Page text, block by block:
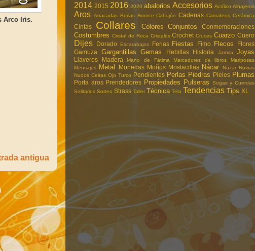
Arco Iris.
antigua
2014 2015 2016 2020 abalorios Accesorios Acrílico Alhajeros
Aros Arracadas Borlas Bronce Cabujón Cadenas Camafeos Cerámica
Cintas Collares Colores Conjuntos Conmemoraciones
Costumbres Cristal de Roca Cristales Crochet Cruces Cuarzo Cuero
Dijes Dorado Escarabajos Ferias Fiestas Fimo Flecos
Flores
Gamuza
Gargantillas Gemas Hebillas Historia Jamsa Joyas
Llaveros Madera Mano de Fátima Marcadores de libros
Mariposas
Mensajes
Metal Monedas Moños Mostacillas Nácar Nazar Novias
Nudos Celtas Ojo Turco Pendientes Perlas Piedras Pieles Plumas
Porta aros Prendedores Propiedades Pulseras
Sogas y Cuerdas
Solitarios Sorteo Strass Taller Técnica Tela Tendencias Tips XL